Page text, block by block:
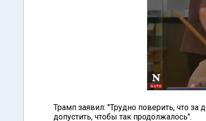
Трамп заявил: "Трудно поверить, что
допустить, чтобы так продолжалось".